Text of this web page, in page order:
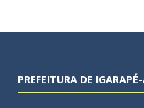
PREFEITURA DE